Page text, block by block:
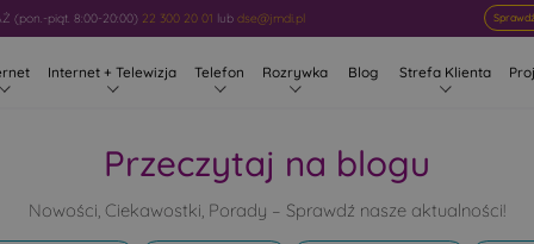
(pon.-piąt. 8:00-20:00) 22 300 20 01 lubdse@jmdi.pl
Internet + Telewizja Telefon Rozrywka Blog Strefa Klienta
Przeczytaj na blogu
Nowości, Ciekawostki, Porady – Sprawdź nasze aktualności!